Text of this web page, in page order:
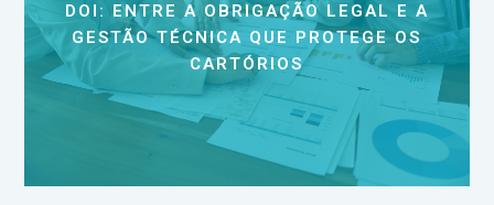
DOI: ENTRE A OBRIGAÇÃO LEGAL E A
GESTÃO TÉCNICA QUE PROTEGE OS
CARTÓRIOS